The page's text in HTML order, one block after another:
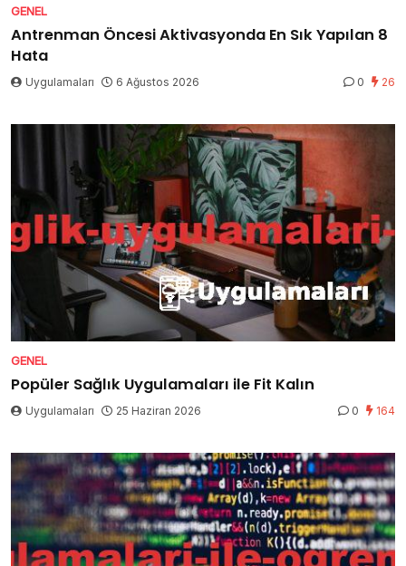
GENEL
Antrenman Öncesi Aktivasyonda En Sık Yapılan 8
Hata
Uygulamaları 6 Ağustos 2026 0 26
GENEL
Popüler Sağlık Uygulamaları ile Fit Kalın
Uygulamaları 25 Haziran 2026 0 164